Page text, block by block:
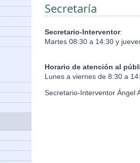
Secretaría
Secretario-Interventor:
Martes 08:30 a 14:30 y
Horario de atención al
Lunes a viernes de 8:30 a
Secretario-Interventor Ángel